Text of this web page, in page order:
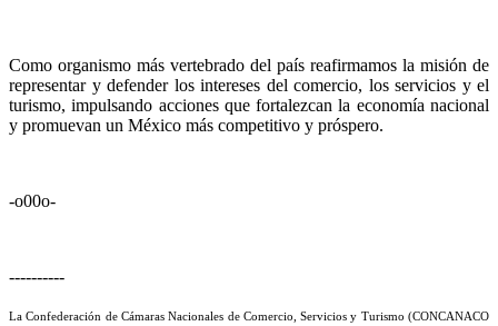
Como organismo más vertebrado del país reafirmamos la misión de
representar y defender los intereses del comercio, los servicios y el
turismo, impulsando acciones que fortalezcan la economía nacional
y promuevan un México más competitivo y próspero.
-o00o-
----------
La Confederación de Cámaras Nacionales de Comercio, Servicios y Turismo (CONCANACO